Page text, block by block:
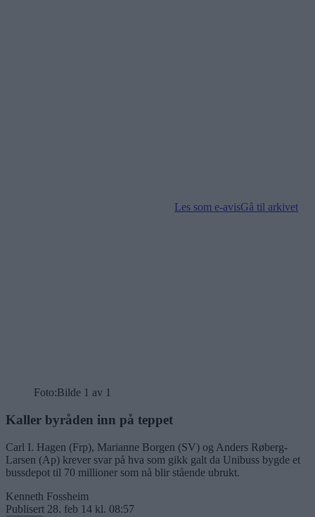
Les som e-avisGå til arkivet
Foto:Bilde 1 av 1
Kaller byråden inn på teppet
Carl I. Hagen (Frp), Marianne Borgen (SV) og Anders Røberg-
Larsen (Ap) krever svar på hva som gikk galt da Unibuss bygde et
bussdepot til 70 millioner som nå blir stående ubrukt.
Kenneth Fossheim
Publisert 28. feb 14 kl. 08:57